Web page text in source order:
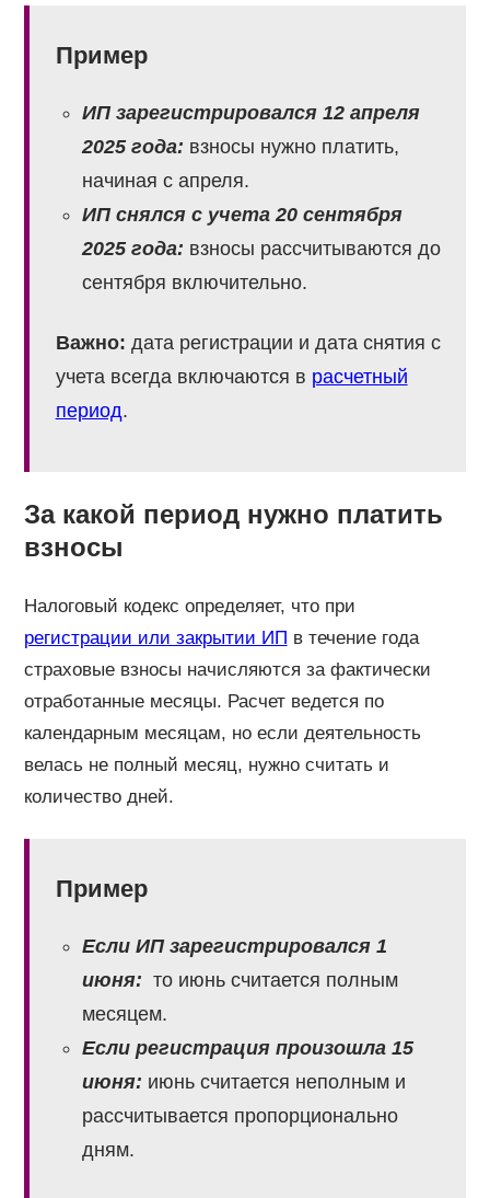
Пример
ИП зарегистрировался 12 апреля
2025 года: взносы нужно платить,
начиная с апреля.
ИП снялся с учета 20 сентября
2025 года: взносы рассчитываются до
сентября включительно.
Важно: дата регистрации и дата снятия с
учета всегда включаются в расчетный
период.
За какой период нужно платить
взносы
Налоговый кодекс определяет, что при
регистрации или закрытии ИП в течение года
страховые взносы начисляются за фактически
отработанные месяцы. Расчет ведется по
календарным месяцам, но если деятельность
велась не полный месяц, нужно считать и
количество дней.
Пример
Если ИП зарегистрировался 1
июня: то июнь считается полным
месяцем.
Если регистрация произошла 15
июня: июнь считается неполным и
рассчитывается пропорционально
дням.